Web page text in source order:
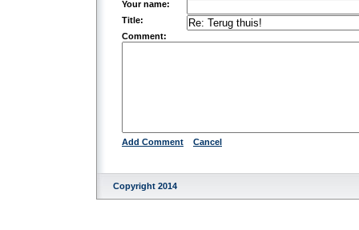
Your name:
Title:
Comment:
Add Comment Cancel
Copyright 2014